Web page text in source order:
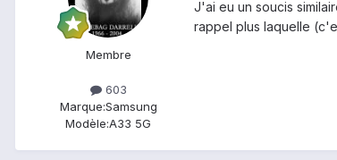
Membre
603
Marque:Samsung
Modèle:A33 5G
J'ai eu un soucis
rappel plus laquelle